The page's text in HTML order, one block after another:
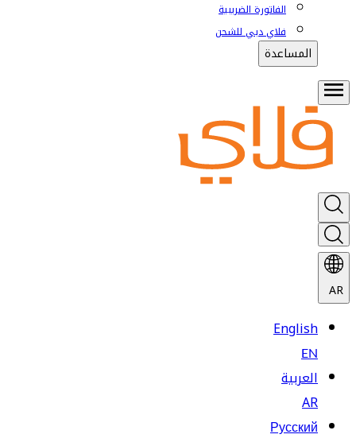
الفاتورة الضريبية
فلاي دبي للشحن
المساعدة
AR
English
EN
العربية
AR
Русский